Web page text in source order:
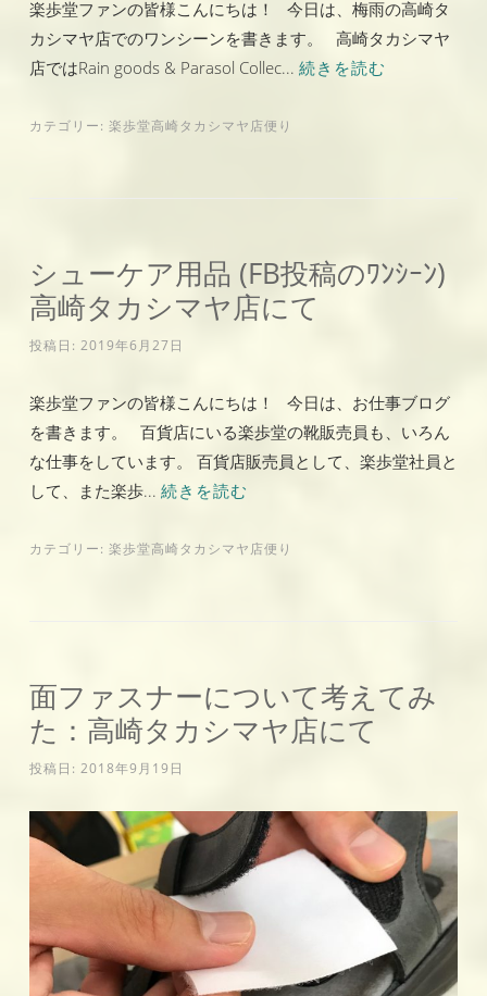
楽歩堂ファンの皆様こんにちは！ 今日は、梅雨の高崎タ
カシマヤ店でのワンシーンを書きます。 高崎タカシマヤ
店ではRain goods & Parasol Collec... 続きを読む
カテゴリー: 楽歩堂高崎タカシマヤ店便り
シューケア用品 (FB投稿のﾜﾝｼｰﾝ)
高崎タカシマヤ店にて
投稿日: 2019年6月27日
楽歩堂ファンの皆様こんにちは！ 今日は、お仕事ブログ
を書きます。 百貨店にいる楽歩堂の靴販売員も、いろん
な仕事をしています。 百貨店販売員として、楽歩堂社員と
して、また楽歩... 続きを読む
カテゴリー: 楽歩堂高崎タカシマヤ店便り
面ファスナーについて考えてみ
た：高崎タカシマヤ店にて
投稿日: 2018年9月19日